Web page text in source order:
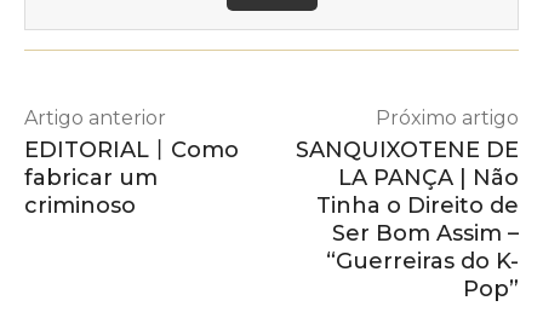
Artigo anterior
EDITORIAL丨Como
fabricar um
criminoso
Próximo artigo
SANQUIXOTENE DE
LA PANÇA | Não
Tinha o Direito de
Ser Bom Assim –
“Guerreiras do K-
Pop”